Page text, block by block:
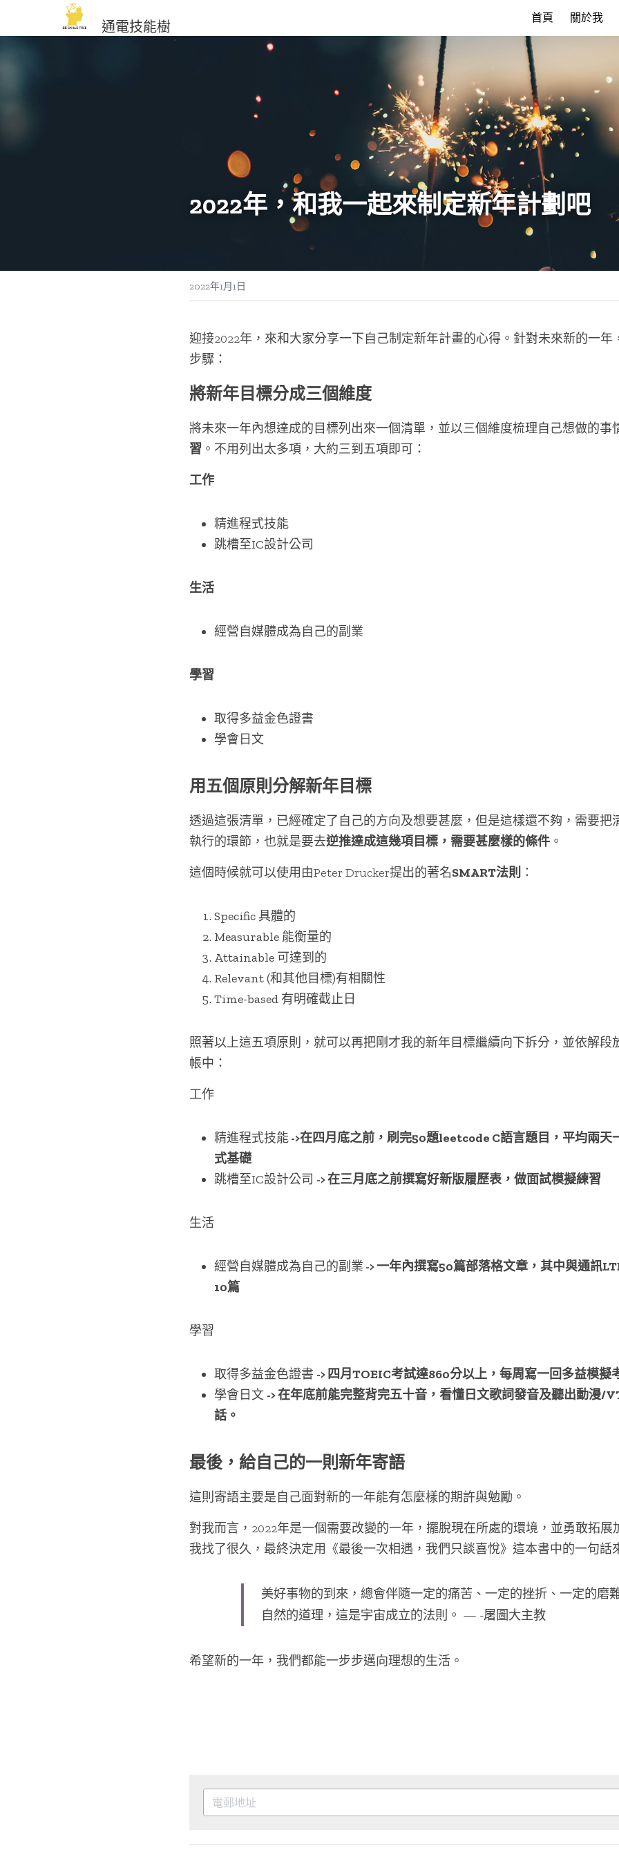
通電技能樹
首頁 關於我
2022年，和我一起來制定新年計劃吧
2022年1月1日
迎接2022年，來和大家分享一下自己制定新年計畫的心得。針對未來新的一年
步驟：
將新年目標分成三個維度
將未來一年內想達成的目標列出來一個清單，並以三個維度梳理自己想做的事
習 。不用列出太多項，大約三到五項即可：
工作
精進程式技能
跳槽至IC設計公司
生活
經營自媒體成為自己的副業
學習
取得多益金色證書
學會日文
用五個原則分解新年目標
透過這張清單，已經確定了自己的方向及想要甚麼，但是這樣還不夠，需要把
執行的環節，也就是要去逆推達成這幾項目標，需要甚麼樣的條件 。
這個時候就可以使用由Peter Drucker提出的著名SMART法則 ：
Specific 具體的
Measurable 能衡量的
Attainable 可達到的
Relevant (和其他目標)有相關性
Time-based 有明確截止日
照著以上這五項原則，就可以再把剛才我的新年目標繼續向下拆分，並依解段
帳中：
工作
精進程式技能 ->在四月底之前，刷完50題leetcode C語言題目，平均兩天
式基礎
跳槽至IC設計公司 -> 在三月底之前撰寫好新版履歷表，做面試模擬練習
生活
經營自媒體成為自己的副業 -> 一年內撰寫50篇部落格文章，其中與通訊
10篇
學習
取得多益金色證書 -> 四月TOEIC考試達860分以上，每周寫一回多益模擬
學會日文 -> 在年底前能完整背完五十音，看懂日文歌詞發音及聽出動漫/
話。
最後，給自己的一則新年寄語
這則寄語主要是自己面對新的一年能有怎麼樣的期許與勉勵。
對我而言，2022年是一個需要改變的一年，擺脫現在所處的環境，並勇敢拓展
我找了很久，最終決定用《最後一次相遇，我們只談喜悅》這本書中的一句話
美好事物的到來，總會伴隨一定的痛苦、一定的挫折、一定的磨
自然的道理，這是宇宙成立的法則。 — -屠圖大主教
希望新的一年，我們都能一步步邁向理想的生活。